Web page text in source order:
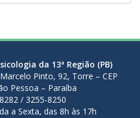
da 13ª Região (PB)
Pinto, 92, Torre – CEP
Pessoa – Paraíba
/ 3255-8250
a Sexta, das 8h às 17h